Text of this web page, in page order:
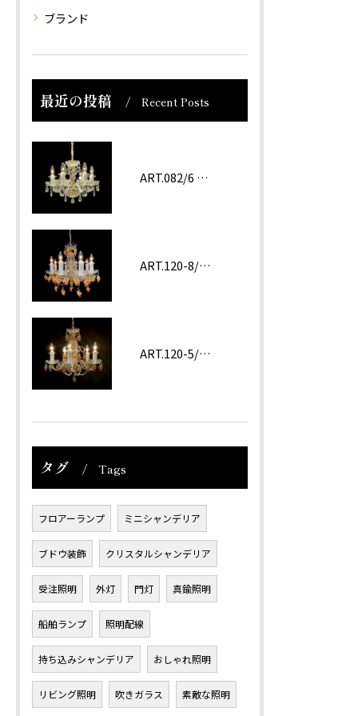
ブランド
最近の投稿 Recent Posts
ART.082/6 prc
ART.120-8/62 ROSA
ART.120-5/62 Amethyst
タグ Tags
フロアーランプ ミニシャンデリア
ブドウ装飾 クリスタルシャンデリア
受注照明 外灯 門灯 真鍮照明
船舶ランプ 照明配線
持ち込みシャンデリア おしゃれ照明
リビング照明 吹きガラス 素敵な照明